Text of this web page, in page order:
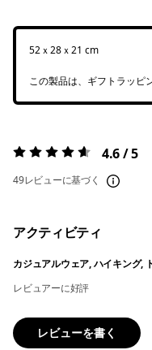
52ｘ28ｘ21 cm
この製品は、ギフトラッピ
評価:4.6 / 5 4.6 / 5
49レビューに基づく
アクティビティ
カジュアルウェア, ハイキング,
レビュアーに好評
レビューを書く